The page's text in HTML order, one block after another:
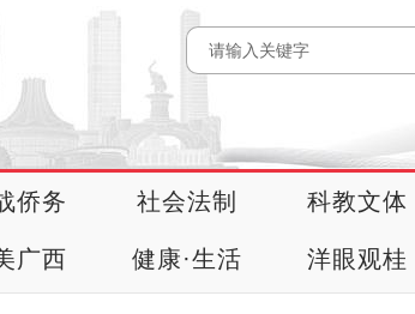
侨务 社会法制 科教文体
广西 健康·生活 洋眼观桂